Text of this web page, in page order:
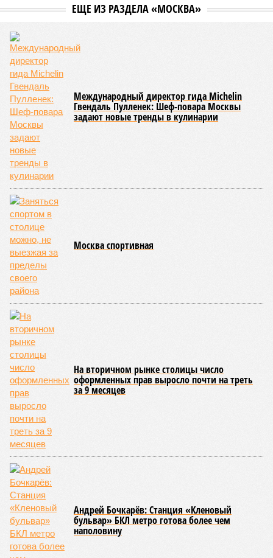
ЕЩЕ ИЗ РАЗДЕЛА «МОСКВА»
Международный директор гида Michelin
Гвендаль Пулленек: Шеф-повара Москвы
задают новые тренды в кулинарии
Москва спортивная
На вторичном рынке столицы число
оформленных прав выросло почти на треть
за 9 месяцев
Андрей Бочкарёв: Станция «Кленовый
бульвар» БКЛ метро готова более чем
наполовину